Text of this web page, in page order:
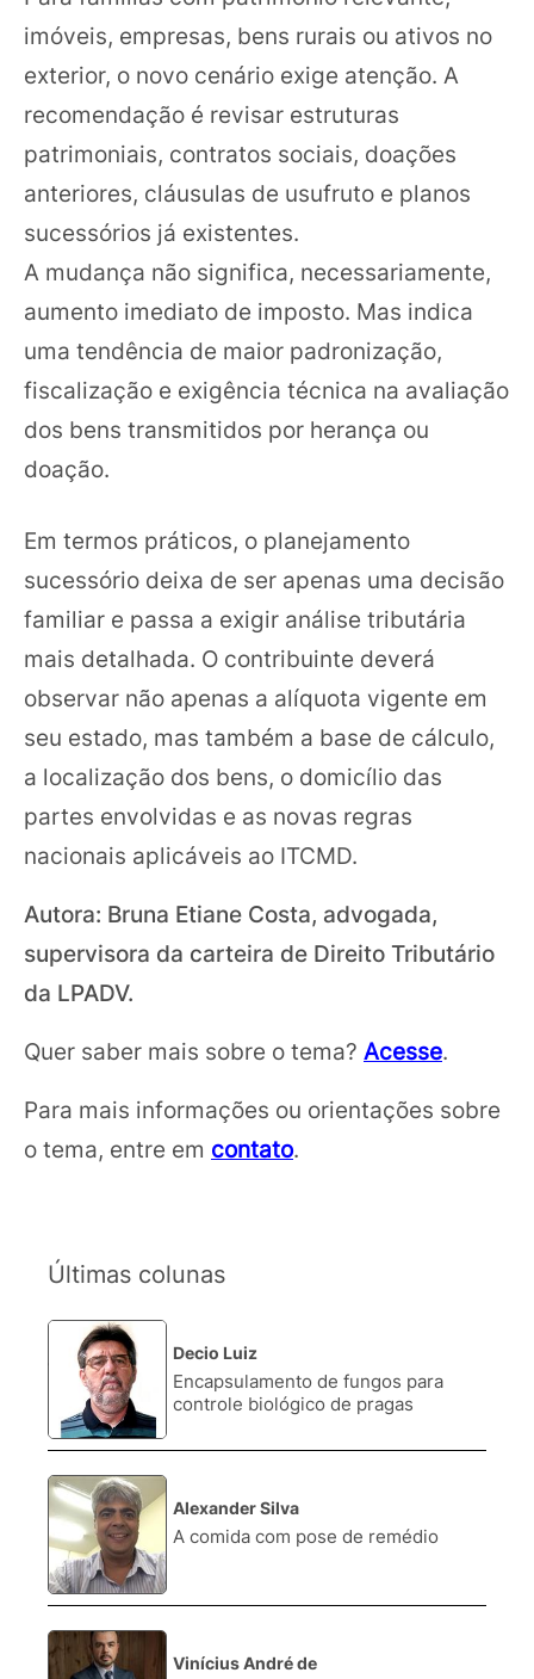
imóveis, empresas, bens rurais ou ativos no
exterior, o novo cenário exige atenção. A
recomendação é revisar estruturas
patrimoniais, contratos sociais, doações
anteriores, cláusulas de usufruto e planos
sucessórios já existentes.
A mudança não significa, necessariamente,
aumento imediato de imposto. Mas indica
uma tendência de maior padronização,
fiscalização e exigência técnica na avaliação
dos bens transmitidos por herança ou
doação.
Em termos práticos, o planejamento
sucessório deixa de ser apenas uma decisão
familiar e passa a exigir análise tributária
mais detalhada. O contribuinte deverá
observar não apenas a alíquota vigente em
seu estado, mas também a base de cálculo,
a localização dos bens, o domicílio das
partes envolvidas e as novas regras
nacionais aplicáveis ao ITCMD.
Autora: Bruna Etiane Costa, advogada,
supervisora da carteira de Direito Tributário
da LPADV.
Quer saber mais sobre o tema? Acesse.
Para mais informações ou orientações sobre
o tema, entre em contato.
Últimas colunas
Decio Luiz
Encapsulamento de fungos para
controle biológico de pragas
2.
Alexander Silva
A comida com pose de remédio
Vinícius André de